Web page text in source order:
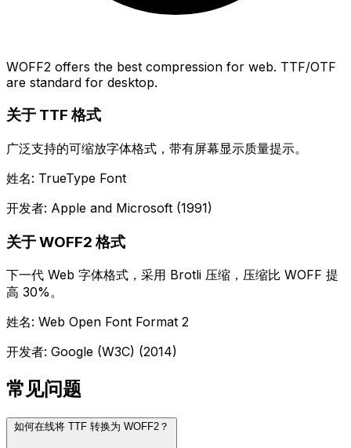
WOFF2 offers the best compression for web. TTF/OTF
are standard for desktop.
关于 TTF 格式
广泛支持的可缩放字体格式，带有屏幕显示质量提示。
姓名: TrueType Font
开发者: Apple and Microsoft (1991)
关于 WOFF2 格式
下一代 Web 字体格式，采用 Brotli 压缩，压缩比 WOFF 提
高 30%。
姓名: Web Open Font Format 2
开发者: Google (W3C) (2014)
常见问题
如何在线将 TTF 转换为 WOFF2？